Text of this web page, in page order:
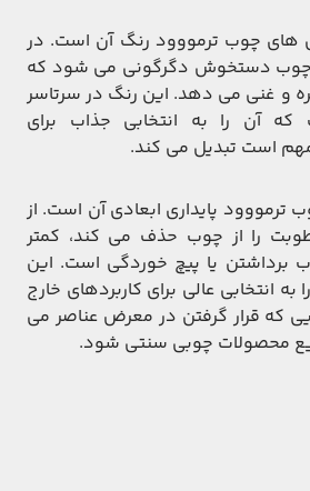
های چوب ترمووود رنگ آن است. در
چوب دستخوش دگرگونی می شود که
و غنی می دهد. این رنگ در سرتاسر
آن را به انتخابی جذاب برای
است تبدیل می کند.
ترمووود پایداری ابعادی آن است. از
را از چوب حذف می کند، کمتر
برداشتن یا پیچ خوردگی است. این
انتخابی عالی برای کاربردهای خارج
که قرار گرفتن در معرض عناصر می
محصولات چوبی سنتی شود.